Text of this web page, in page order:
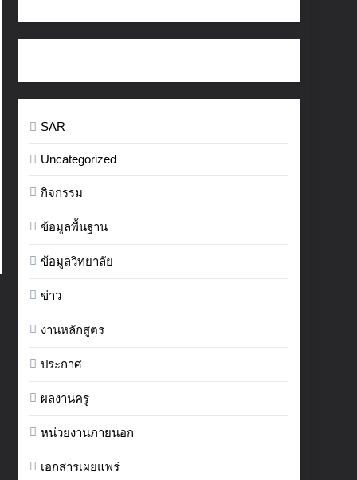
SAR
Uncategorized
กิจกรรม
ข้อมูลพื้นฐาน
ข้อมูลวิทยาลัย
ข่าว
งานหลักสูตร
ประกาศ
ผลงานครู
หน่วยงานภายนอก
เอกสารเผยแพร่